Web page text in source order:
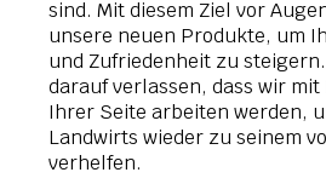
sind. Mit diesem Ziel vor
unsere neuen Produkte, um
und Zufriedenheit zu
darauf verlassen, dass wir
Ihrer Seite arbeiten werden,
Landwirts wieder zu seinem
verhelfen.